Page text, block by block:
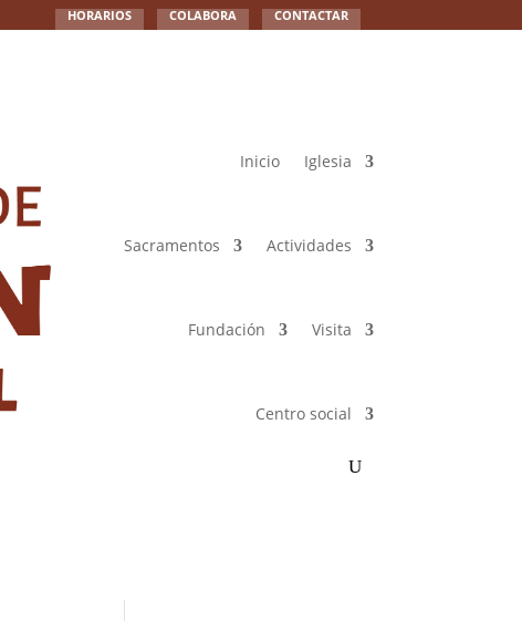
HORARIOS COLABORA CONTACTAR
Inicio Iglesia
Sacramentos Actividades
Fundación Visita
Centro social